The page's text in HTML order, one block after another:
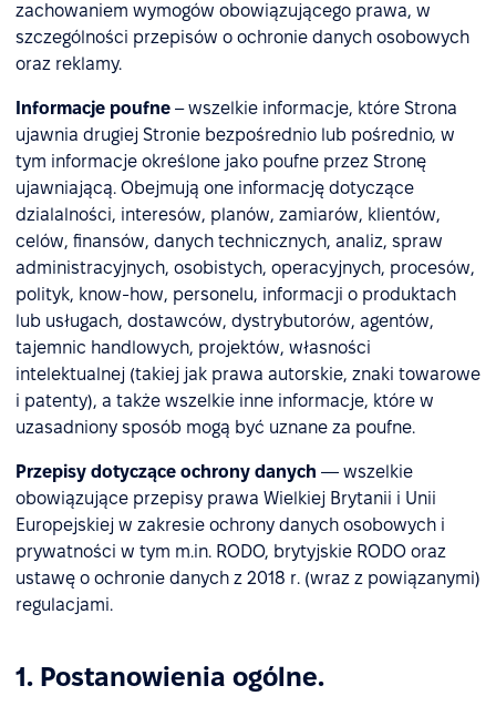
zachowaniem wymogów obowiązującego prawa, w
szczególności przepisów o ochronie danych osobowych
oraz reklamy.
Informacje poufne – wszelkie informacje, które Strona
ujawnia drugiej Stronie bezpośrednio lub pośrednio, w
tym informacje określone jako poufne przez Stronę
ujawniającą. Obejmują one informację dotyczące
dzialalności, interesów, planów, zamiarów, klientów,
celów, finansów, danych technicznych, analiz, spraw
administracyjnych, osobistych, operacyjnych, procesów,
polityk, know-how, personelu, informacji o produktach
lub usługach, dostawców, dystrybutorów, agentów,
tajemnic handlowych, projektów, własności
intelektualnej (takiej jak prawa autorskie, znaki towarowe
i patenty), a także wszelkie inne informacje, które w
uzasadniony sposób mogą być uznane za poufne.
Przepisy dotyczące ochrony danych — wszelkie
obowiązujące przepisy prawa Wielkiej Brytanii i Unii
Europejskiej w zakresie ochrony danych osobowych i
prywatności w tym m.in. RODO, brytyjskie RODO oraz
ustawę o ochronie danych z 2018 r. (wraz z powiązanymi)
regulacjami.
1. Postanowienia ogólne.